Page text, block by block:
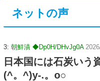
ネットの声
3: 朝鮮漬 ◆Dp0H/DHvJg0A
日本国には石炭いう
(^。^)y-.。o○